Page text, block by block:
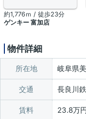
約1,776ｍ / 徒歩23分
ゲンキー 富加店
物件詳細
所在地 岐阜県
交通 長良川
賃料 23.8万